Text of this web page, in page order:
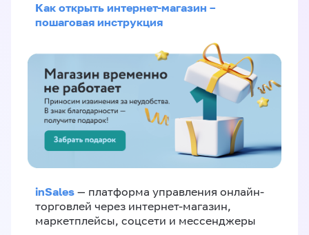
Как открыть интернет-магазин –
пошаговая инструкция
inSales — платформа управления онлайн-
торговлей через интернет-магазин,
маркетплейсы, соцсети и мессенджеры